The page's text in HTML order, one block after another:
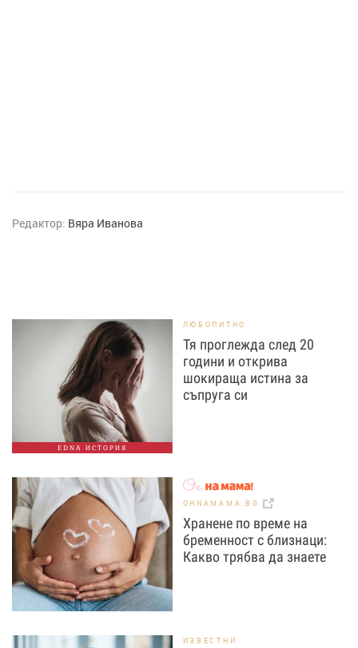
Редактор: Вяра Иванова
EDNA ИСТОРИЯ
ЛЮБОПИТНО
Тя проглежда след 20
години и открива
шокираща истина за
съпруга си
OHNAMAMA.BG
Хранене по време на
бременност с близнаци:
Какво трябва да знаете
ИЗВЕСТНИ